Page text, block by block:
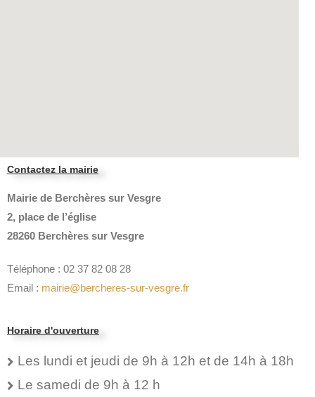
Contactez la mairie
Mairie de Berchères sur Vesgre
2, place de l’église
28260 Berchères sur Vesgre
Téléphone : 02 37 82 08 28
Email : mairie@bercheres-sur-vesgre.fr
Horaire d'ouverture
Les lundi et jeudi de 9h à 12h et de 14h à 18h
Le samedi de 9h à 12 h